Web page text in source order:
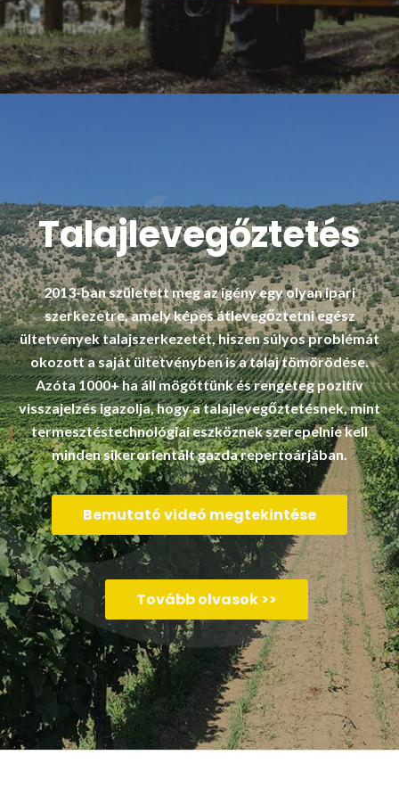
Talajlevegőztetés
2013-ban született meg az igény egy olyan ipari
szerkezetre, amely képes átlevegőztetni egész
ültetvények talajszerkezetét, hiszen súlyos problémát
okozott a saját ültetvényben is a talaj tömörödése.
Azóta 1000+ ha áll mögöttünk és rengeteg pozitív
visszajelzés igazolja, hogy a talajlevegőztetésnek, mint
termesztéstechnológiai eszköznek szerepelnie kell
minden sikerorientált gazda repertoárjában.
Bemutató videó megtekintése
Tovább olvasok >>